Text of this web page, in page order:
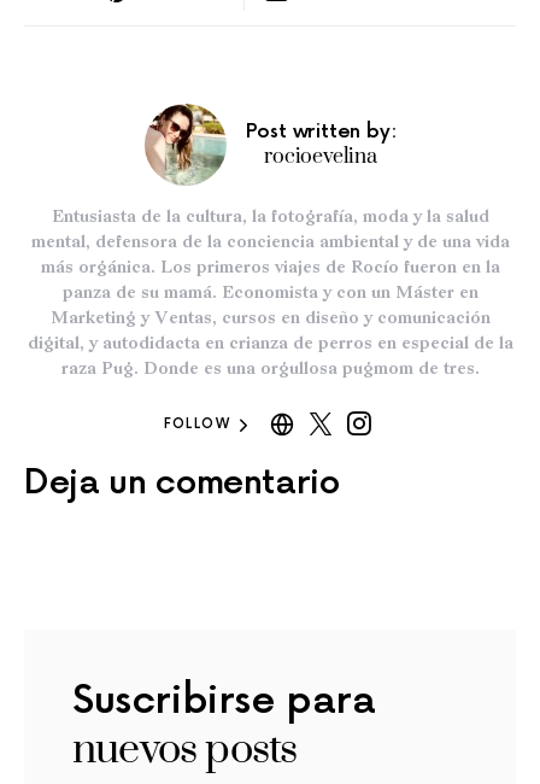
Post written by:
rocioevelina
Entusiasta de la cultura, la fotografía, moda y la salud
mental, defensora de la conciencia ambiental y de una vida
más orgánica. Los primeros viajes de Rocío fueron en la
panza de su mamá. Economista y con un Máster en
Marketing y Ventas, cursos en diseño y comunicación
digital, y autodidacta en crianza de perros en especial de la
raza Pug. Donde es una orgullosa pugmom de tres.
FOLLOW
Deja un comentario
Suscribirse para
nuevos posts